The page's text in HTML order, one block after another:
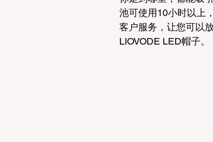
池可使用10小时以上
客户服务，让您可以
LIOVODE LED帽子。